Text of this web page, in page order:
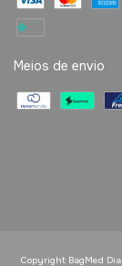
Meios de envio
Copyright BagMed